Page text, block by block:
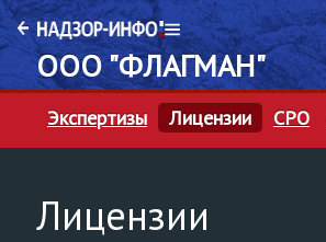
ООО "ФЛАГМАН"
Экспертизы Лицензии СРО
Лицензии